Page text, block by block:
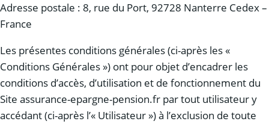
Adresse postale : 8, rue du Port, 92728 Nanterre Cedex –
France
Les présentes conditions générales (ci-après les «
Conditions Générales ») ont pour objet d’encadrer les
conditions d’accès, d’utilisation et de fonctionnement du
Site assurance-epargne-pension.fr par tout utilisateur y
accédant (ci-après l’« Utilisateur ») à l’exclusion de toute